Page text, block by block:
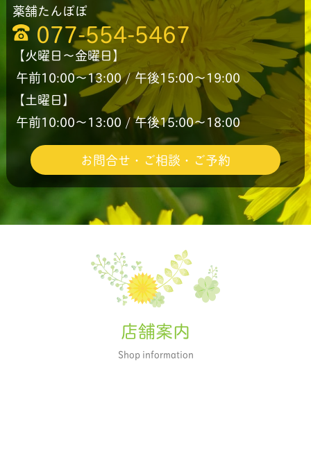
薬舗たんぽぽ
077-554-5467
【火曜日〜金曜日】
午前10:00〜13:00 / 午後15:00〜19:00
【土曜日】
午前10:00〜13:00 / 午後15:00〜18:00
お問合せ・ご相談・ご予約
店舗案内
Shop information